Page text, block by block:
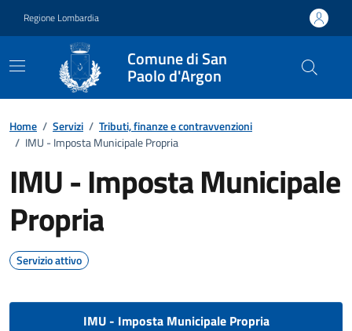
Regione Lombardia
Comune di San
Paolo d'Argon
Home / Servizi / Tributi, finanze e contravvenzioni
/ IMU - Imposta Municipale Propria
IMU - Imposta Municipale
Propria
Servizio attivo
IMU - Imposta Municipale Propria